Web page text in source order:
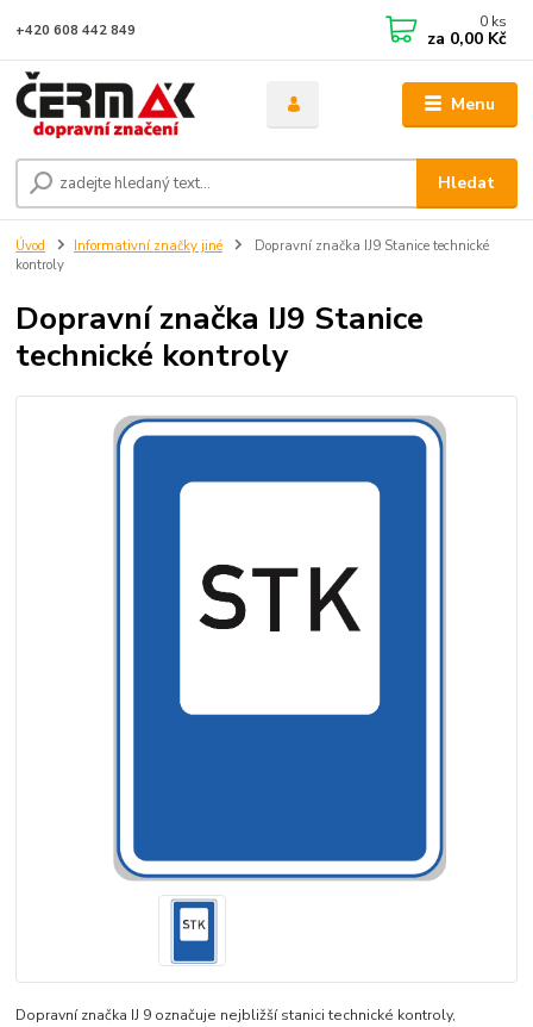
Menu
Hledat
+420 608 442 849 0 ks
za 0,00 Kč
Úvod Informativní značky jiné
Dopravní značka IJ9 Stanice technické
kontroly
Dopravní značka IJ9 Stanice
technické kontroly
Dopravní značka IJ 9 označuje nejbližší stanici technické kontroly,